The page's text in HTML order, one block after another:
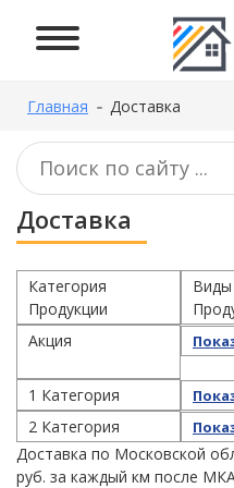
Главная Доставка
Доставка
Категория
Продукции
Виды
Акция
1 Категория
2 Категория
Доставка по Московской
руб. за каждый км после